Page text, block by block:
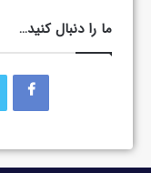
ما را دنبال کنید…